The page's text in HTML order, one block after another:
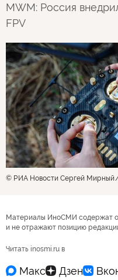
MWM: Россия
FPV
© РИА Новости Сергей Мирный
Материалы ИноСМИ содержат
и не отражают позицию
Читать inosmi.ru в